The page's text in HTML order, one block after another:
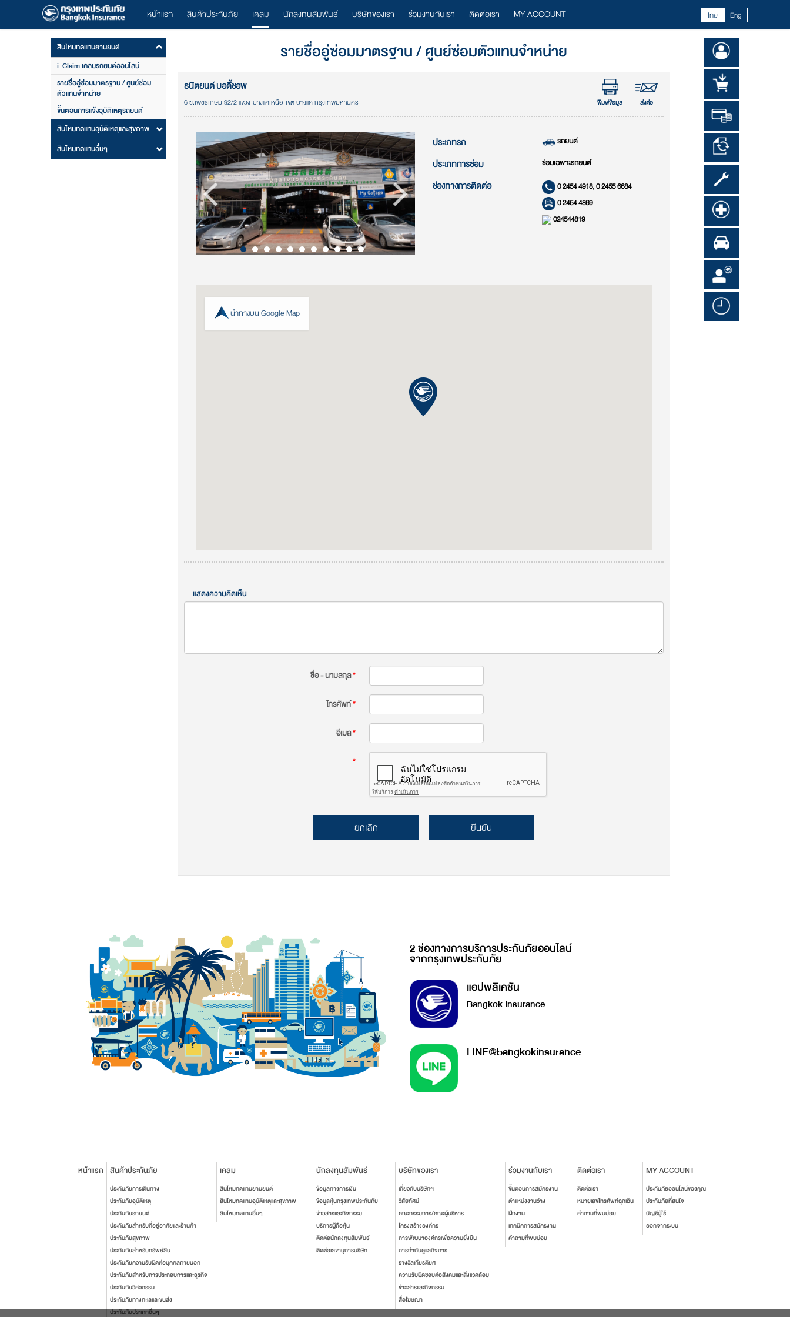
หน้าแรก สินค้าประกันภัย เคลม นักลงทุนสัมพันธ์ บริษัทของเรา ร่วมงานกับเรา ติดต่อเรา MY ACCOUNT ไทย Eng
สินไหมทดแทนยานยนต์
i-Claim เคลมรถยนต์ออนไลน์
รายชื่ออู่ซ่อมมาตรฐาน / ศูนย์ซ่อม
ตัวแทนจำหน่าย
ขั้นตอนการแจ้งอุบัติเหตุรถยนต์
สินไหมทดแทนอุบัติเหตุและสุขภาพ
สินไหมทดแทนอื่นๆ
รายชื่ออู่ซ่อมมาตรฐาน / ศูนย์ซ่อมตัวแทนจำหน่าย
ธนิตยนต์ บอดี้ชอพ
6 ซ.เพชรเกษม 92/2 แขวง บางแคเหนือ เขต บางแค กรุงเทพมหานคร พิมพ์ข้อมูล ส่งต่อ
ประเภทรถ รถยนต์
ประเภทการซ่อม ซ่อมเฉพาะรถยนต์
ช่องทางการติดต่อ
0 2454 4918, 0 2455 6684
0 2454 4869
024544819
นำทางบน Google Map
แสดงความคิดเห็น
ชื่อ - นามสกุล*
โทรศัพท์*
อีเมล*
*
ยกเลิก ยืนยัน
2 ช่องทางการบริการประกันภัยออนไลน์
จากกรุงเทพประกันภัย
แอปพลิเคชัน
Bangkok Insurance
LINE@bangkokinsurance
หน้าแรก สินค้าประกันภัย
ประกันภัยการเดินทาง
ประกันภัยอุบัติเหตุ
ประกันภัยรถยนต์
ประกันภัยสำหรับที่อยู่อาศัยและร้านค้า
ประกันภัยสุขภาพ
ประกันภัยสำหรับทรัพย์สิน
ประกันภัยความรับผิดต่อบุคคลภายนอก
ประกันภัยสำหรับการประกอบการและธุรกิจ
ประกันภัยวิศวกรรม
ประกันภัยทางทะเลและขนส่ง
ประกันภัยประเภทอื่นๆ
เคลม
สินไหมทดแทนยานยนต์
สินไหมทดแทนอุบัติเหตุและสุขภาพ
สินไหมทดแทนอื่นๆ
นักลงทุนสัมพันธ์
ข้อมูลทางการเงิน
ข้อมูลหุ้นกรุงเทพประกันภัย
ข่าวสารและกิจกรรม
บริการผู้ถือหุ้น
ติดต่อนักลงทุนสัมพันธ์
ติดต่อเลขานุการบริษัท
บริษัทของเรา
เกี่ยวกับบริษัทฯ
วิสัยทัศน์
คณะกรรมการ/คณะผู้บริหาร
โครงสร้างองค์กร
การพัฒนาองค์กรเพื่อความยั่งยืน
การกำกับดูแลกิจการ
รางวัลเกียรติยศ
ความรับผิดชอบต่อสังคมและสิ่งแวดล้อม
ข่าวสารและกิจกรรม
สื่อโฆษณา
ร่วมงานกับเรา
ขั้นตอนการสมัครงาน
ตำแหน่งงานว่าง
ฝึกงาน
เทคนิคการสมัครงาน
คำถามที่พบบ่อย
ติดต่อเรา
ติดต่อเรา
หมายเลขโทรศัพท์ฉุกเฉิน
คำถามที่พบบ่อย
MY ACCOUNT
ประกันภัยออนไลน์ของคุณ
ประกันภัยที่สนใจ
บัญชีผู้ใช้
ออกจากระบบ